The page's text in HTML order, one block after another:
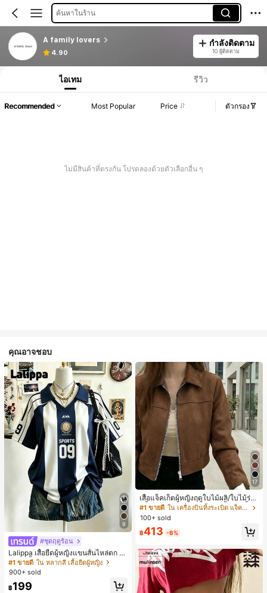
ค้นหาในร้าน
A family lovers
4.90
กำลังติดตาม
10 ผู้ติดตาม
ไอเทม รีวิว
Recommended Most Popular Price ตัวกรอง
ไม่มีสินค้าที่ตรงกัน โปรดลองด้วยตัวเลือกอื่น ๆ
คุณอาจชอบ
9
#ชุดฤดูร้อน
Lalippa เสื้อยืดผู้หญิงแขนสั้นไหล่ตก ค
อวีปกเสื้อ ลายพิมพ์ดิจิทัลลายทาง สไตล์
สปอร์ตแฟชั่นมินิมอล ของขวัญสำหรับเ
พื่อน
#1 ขายดี ใน หลากสี เสื้อยืดผู้หญิง
900+ sold
฿199
17
เสื้อแจ็คเก็ตผู้หญิงฤดูใบไม้ผลิ/ใบไม้ร่วง
สีพื้น หนังเทียม สไตล์ปกคอเสื้อ ซิปขึ้น
แขนยาว สไตล์ลำลอง วิทยาลัย สนามบิ
น เสื้อนอก สีน้ำตาล สไตล์สบายๆ ฤดูใบ
ไม้ร่วง
#1 ขายดี
ใน เครื่องบินทิ้งระเบิด แจ็คเก็ตผู้หญิง
100+ sold
฿413 -6%